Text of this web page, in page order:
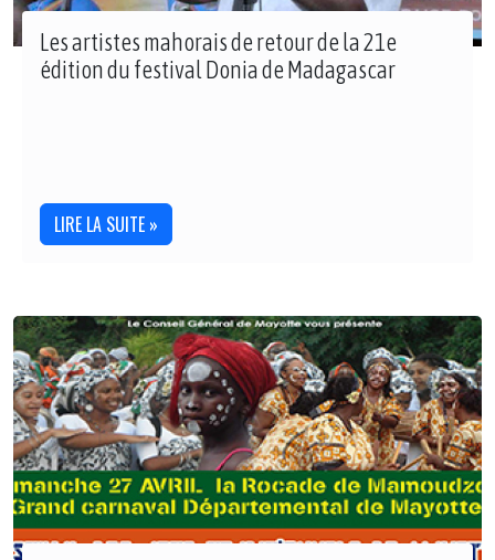
Les artistes mahorais de retour de la 21e
édition du festival Donia de Madagascar
LIRE LA SUITE »